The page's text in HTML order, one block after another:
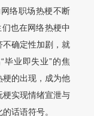
络职场热梗不断
也在网络热梗中
不确定性加剧，就
毕业即失业”的焦
梗的出现，成为他
实现情绪宣泄与
话语符号。